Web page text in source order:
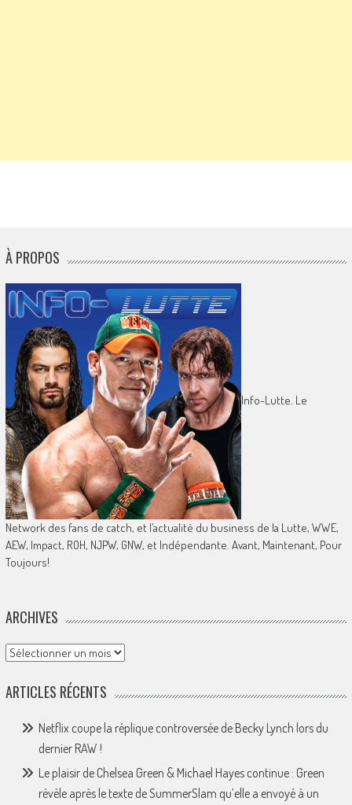
À PROPOS
Info-Lutte. Le
Network des fans de catch, et l’actualité du business de la Lutte, WWE,
AEW, Impact, ROH, NJPW, GNW, et Indépendante. Avant, Maintenant, Pour
Toujours!
ARCHIVES
Archives
ARTICLES RÉCENTS
Netflix coupe la réplique controversée de Becky Lynch lors du
dernier RAW !
Le plaisir de Chelsea Green & Michael Hayes continue : Green
révèle après le texte de SummerSlam qu’elle a envoyé à un